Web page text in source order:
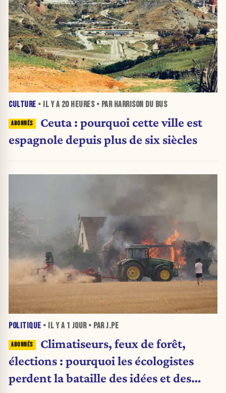
CULTURE • IL Y A 20 HEURES• PAR HARRISON DU BUS
Ceuta : pourquoi cette ville est
espagnole depuis plus de six siècles
POLITIQUE • IL Y A 1 JOUR• PAR J.PE
Climatiseurs, feux de forêt,
élections : pourquoi les écologistes
perdent la bataille des idées et des